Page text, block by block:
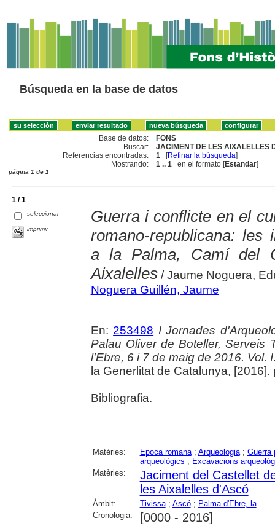
Búsqueda en la base de datos
Base de datos:
FONS
Buscar:
JACIMENT DE LES AIXALELLES
Referencias encontradas:
1 [Refinar la búsqueda]
Mostrando:
1 .. 1 en el formato [Estandar]
página 1 de 1
1 / 1
seleccionar
imprimir
Guerra i conflicte en el
romano-republicana: les
a la Palma, Camí del
Aixalelles/ Jaume Noguera,
Noguera Guillén, Jaume
En: 253498 I Jornades
Palau Oliver de Boteller, Serveis
l'Ebre, 6 i 7 de maig de 2016. Vol. I
la Generlitat de Catalunya, [2016].
Bibliografia.
Matèries: Epoca romana; Arqueologia; Guerra
arqueològics ; Excavacions
Matèries:
Jaciment del Castellet
les Aixalelles d'Ascó
Àmbit: Tivissa; Ascó; Palma d'Ebre, la
Cronologia:
[0000 - 2016]